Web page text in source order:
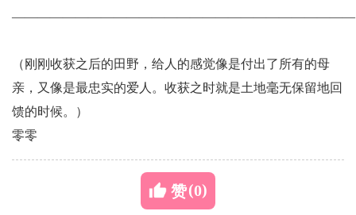
———————————————————————————
（刚刚收获之后的田野，给人的感觉像是付出了所有的母
亲，又像是最忠实的爱人。收获之时就是土地毫无保留地回
馈的时候。）
零零
赞(0)